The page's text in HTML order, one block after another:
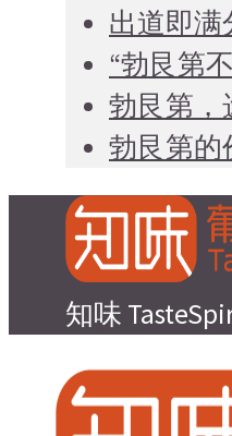
出道即满
“勃艮第
勃艮第，
勃艮第的
知味